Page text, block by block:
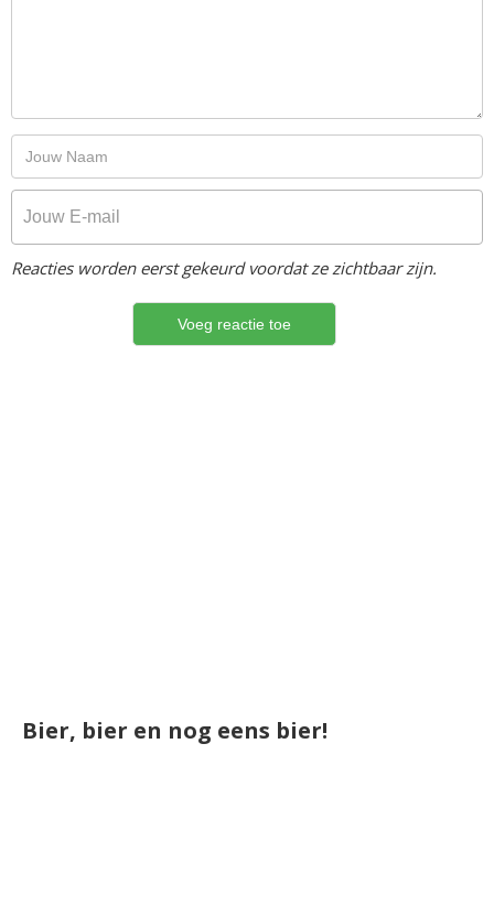
Reacties worden eerst gekeurd voordat ze zichtbaar zijn.
Bier, bier en nog eens bier!